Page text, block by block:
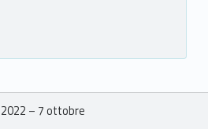
– 7 ottobre